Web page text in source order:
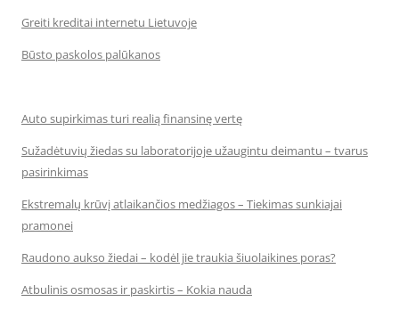
Greiti kreditai internetu Lietuvoje
Būsto paskolos palūkanos
Auto supirkimas turi realią finansinę vertę
Sužadėtuvių žiedas su laboratorijoje užaugintu deimantu – tvarus
pasirinkimas
Ekstremalų krūvį atlaikančios medžiagos – Tiekimas sunkiajai
pramonei
Raudono aukso žiedai – kodėl jie traukia šiuolaikines poras?
Atbulinis osmosas ir paskirtis – Kokia nauda